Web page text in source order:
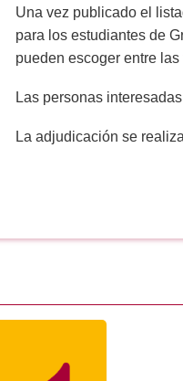
Una vez publicado el
para los estudiantes de
pueden escoger entre las
Las personas
La adjudicación se